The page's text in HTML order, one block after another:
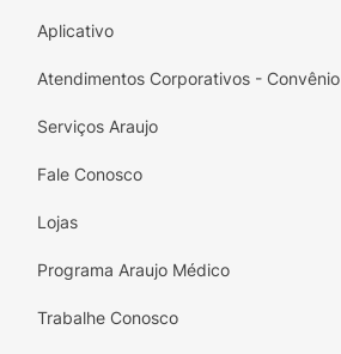
Aplicativo
Atendimentos Corporativos - Convênio
Serviços Araujo
Fale Conosco
Lojas
Programa Araujo Médico
Trabalhe Conosco